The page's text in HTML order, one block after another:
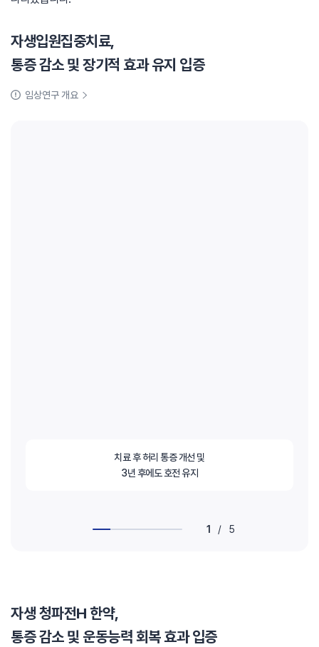
자생입원집중치료,
통증 감소 및 장기적 효과 유지 입증
임상연구 개요
치료 후 허리 통증 개선 및
3년 후에도 호전 유지
1 / 5
자생 청파전H 한약,
통증 감소 및 운동능력 회복 효과 입증